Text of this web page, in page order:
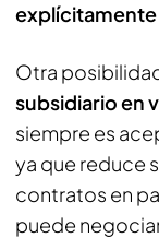
explícitamente
Otra
subsidiario en
siempre es
ya que reduce
contratos en
puede